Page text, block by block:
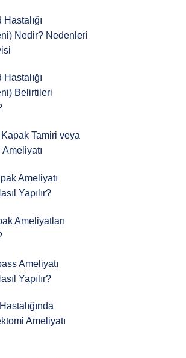
Nedir? Nedenleri
Belirtileri
Tamiri veya
Ameliyatı
Yapılır?
Ameliyatları
Ameliyatı
Yapılır?
Ameliyatı